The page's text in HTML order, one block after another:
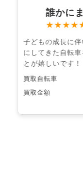
誰かに
子どもの成長に
にしてきた自転
とが嬉しいです！
買取自転車
買取金額